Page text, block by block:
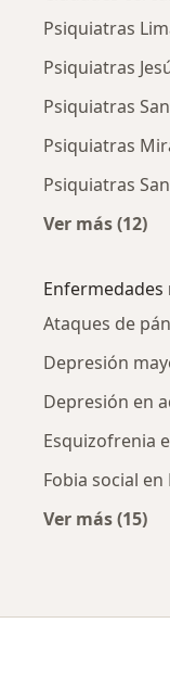
Psiquiatras
Psiquiatras
Psiquiatras
Psiquiatras
Psiquiatras
Ver más (12)
Ataques de
Depresión
Depresión en
Esquizofrenia
Fobia social en
Ver más (15)